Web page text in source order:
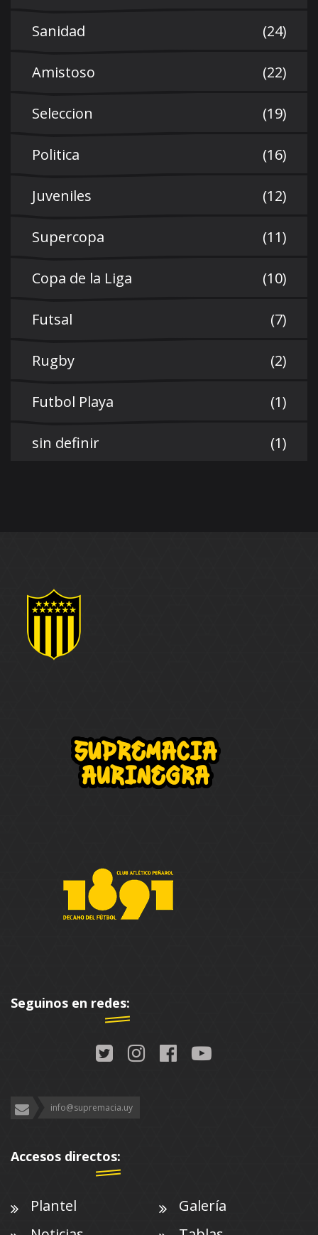
Sanidad (24)
Amistoso (22)
Seleccion (19)
Politica (16)
Juveniles (12)
Supercopa (11)
Copa de la Liga (10)
Futsal (7)
Rugby (2)
Futbol Playa (1)
sin definir (1)
Seguinos en redes:
info@supremacia.uy
Accesos directos:
Plantel
Galería